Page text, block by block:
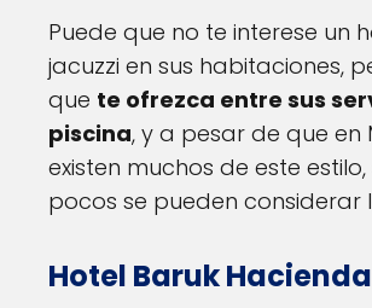
Puede que no te interese un
jacuzzi en sus habitaciones,
que te ofrezca entre sus
piscina, y a pesar de que en
existen muchos de este
pocos se pueden considerar
Hotel Baruk